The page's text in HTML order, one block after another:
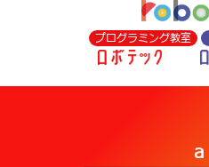
プログラミング教室
a